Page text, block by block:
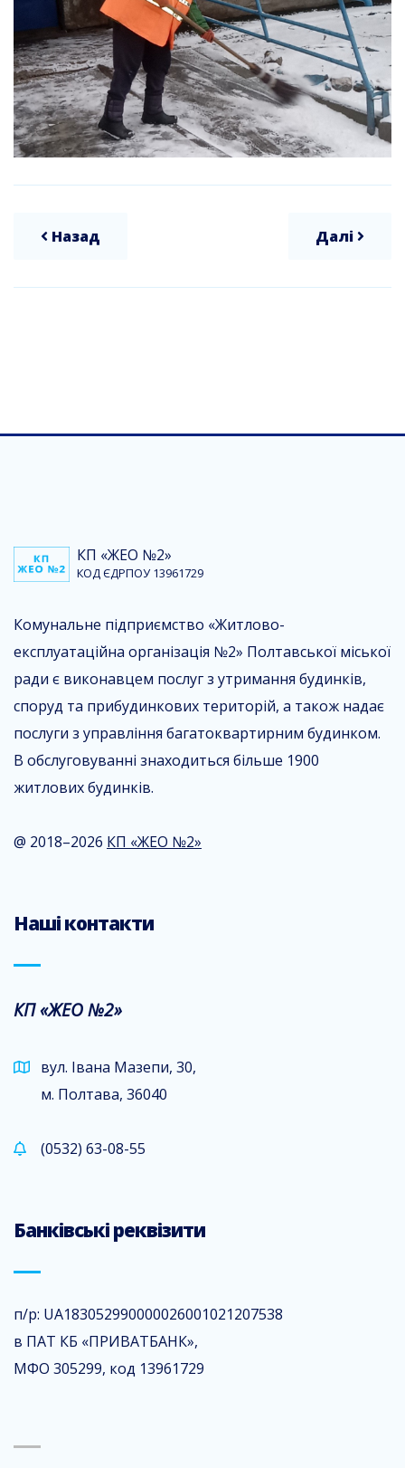
Назад Далі
КП «ЖЕО №2»
КОД ЄДРПОУ 13961729
Комунальне підприємство «Житлово-
експлуатаційна організація №2» Полтавської міської
ради є виконавцем послуг з утримання будинків,
споруд та прибудинкових територій, а також надає
послуги з управління багатоквартирним будинком.
В обслуговуванні знаходиться більше 1900
житлових будинків.
@ 2018–2026 КП «ЖЕО №2»
Наші контакти
КП «ЖЕО №2»
вул. Івана Мазепи, 30,
м. Полтава, 36040
(0532) 63-08-55
Банківські реквізити
п/р: UA183052990000026001021207538
в ПАТ КБ «ПРИВАТБАНК»,
МФО 305299, код 13961729